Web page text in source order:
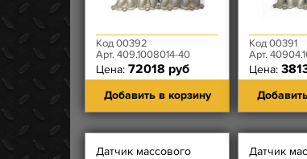
Код 00392
Арт. 409.1008014-40
Цена: 72018 руб
Добавить в корзину
Код 00391
Арт.
Цена:
Датчик массового
Датчик